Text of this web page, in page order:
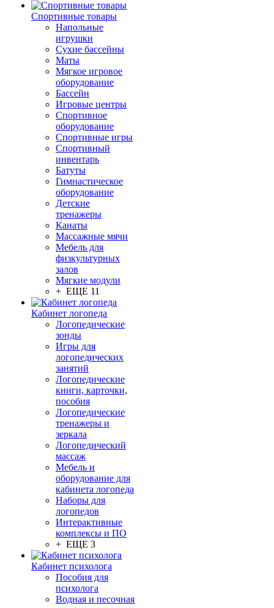
Спортивные товары
Напольные
игрушки
Сухие бассейны
Маты
Мягкое игровое
оборудование
Бассейн
Игровые центры
Спортивное
оборудование
Спортивные игры
Спортивный
инвентарь
Батуты
Гимнастическое
оборудование
Детские
тренажеры
Канаты
Массажные мячи
Мебель для
физкультурных
залов
Мягкие модули
+ ЕЩЕ 11
Кабинет логопеда
Логопедические
зонды
Игры для
логопедических
занятий
Логопедические
книги, карточки,
пособия
Логопедические
тренажеры и
зеркала
Логопедический
массаж
Мебель и
оборудование для
кабинета логопеда
Наборы для
логопедов
Интерактивные
комплексы и ПО
+ ЕЩЕ 3
Кабинет психолога
Пособия для
психолога
Водная и песочная